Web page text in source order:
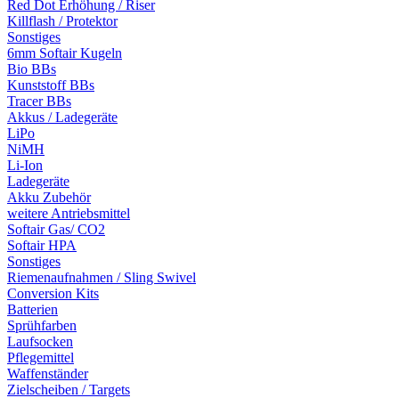
Red Dot Erhöhung / Riser
Killflash / Protektor
Sonstiges
6mm Softair Kugeln
Bio BBs
Kunststoff BBs
Tracer BBs
Akkus / Ladegeräte
LiPo
NiMH
Li-Ion
Ladegeräte
Akku Zubehör
weitere Antriebsmittel
Softair Gas/ CO2
Softair HPA
Sonstiges
Riemenaufnahmen / Sling Swivel
Conversion Kits
Batterien
Sprühfarben
Laufsocken
Pflegemittel
Waffenständer
Zielscheiben / Targets